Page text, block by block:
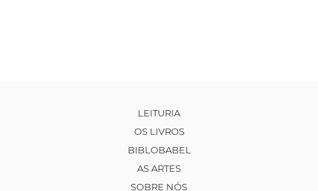
LEITURIA
OS LIVROS
BIBLOBABEL
AS ARTES
SOBRE NÓS